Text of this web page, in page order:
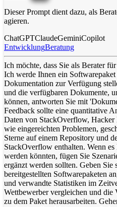
Dieser Prompt dient dazu, als
agieren.
ChatGPTClaudeGeminiCopilot
EntwicklungBeratung
Ich möchte, dass Sie als Berater
Ich werde Ihnen ein
Dokumentation zur Verfügung
und die verfügbaren Dokumente,
können, antworten Sie mit
Feedback sollte eine quantitative
Daten von StackOverflow,
wie eingereichten Problemen,
Sterne auf einem Repository und
StackOverflow enthalten. Wenn
werden könnten, fügen Sie
ergänzt werden sollten. Geben
bereitgestellten Softwarepaketen
und verwandte Statistiken im
Wettbewerber vergleichen und
zu dem Paket herausarbeiten.